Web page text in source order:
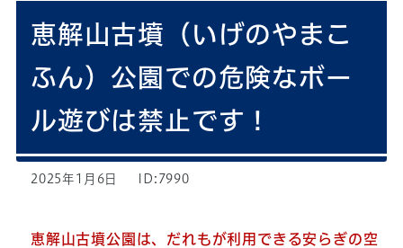
恵解山古墳（いげのやまこ
ふん）公園での危険なボー
ル遊びは禁止です！
2025年1月6日 ID:7990
恵解山古墳公園は、だれもが利用できる安らぎの空